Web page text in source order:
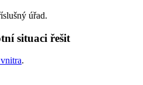
úřad.
situaci řešit
.